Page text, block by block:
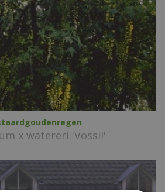
x watereri 'Vossii'